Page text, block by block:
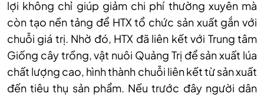
lợi không chỉ giúp giảm chi phí thường xuyên mà
còn tạo nền tảng để HTX tổ chức sản xuất gắn với
chuỗi giá trị. Nhờ đó, HTX đã liên kết với Trung tâm
Giống cây trồng, vật nuôi Quảng Trị để sản xuất lúa
chất lượng cao, hình thành chuỗi liên kết từ sản xuất
đến tiêu thụ sản phẩm. Nếu trước đây người dân